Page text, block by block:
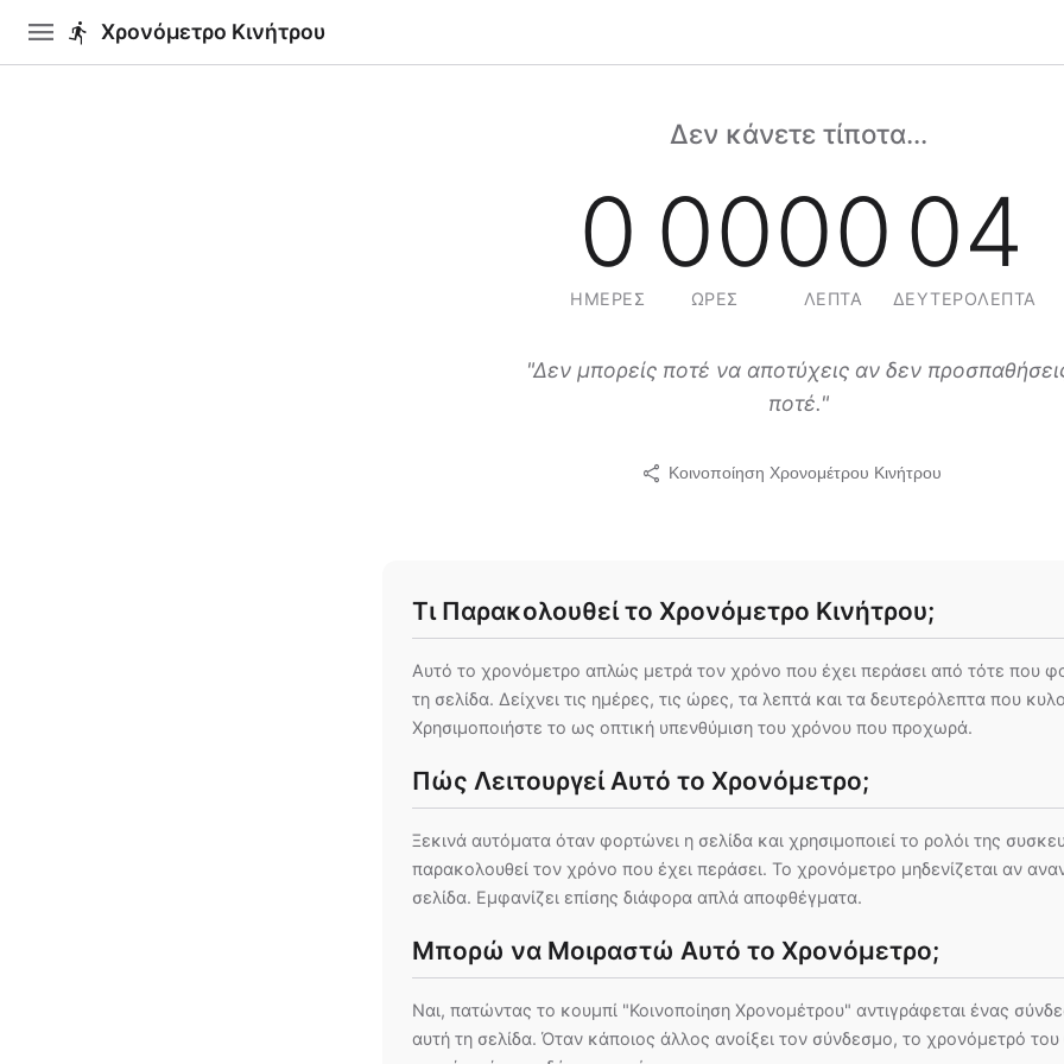
menu directions_run Χρονόμετρο Κινήτρου
Δεν κάνετε τίποτα...
0
ΗΜΈΡΕΣ
00
ΏΡΕΣ
00
ΛΕΠΤΆ
04
ΔΕΥΤΕΡΌΛΕΠΤΑ
"Δεν μπορείς ποτέ να αποτύχεις αν δεν
ποτέ."
share Κοινοποίηση Χρονομέτρου Κινήτρου
Τι Παρακολουθεί το Χρονόμετρο Κινήτρου;
Αυτό το χρονόμετρο απλώς μετρά τον χρόνο που έχει περάσει από τότε που
τη σελίδα. Δείχνει τις ημέρες, τις ώρες, τα λεπτά και τα δευτερόλεπτα που
Χρησιμοποιήστε το ως οπτική υπενθύμιση του χρόνου που προχωρά.
Πώς Λειτουργεί Αυτό το Χρονόμετρο;
Ξεκινά αυτόματα όταν φορτώνει η σελίδα και χρησιμοποιεί το ρολόι της
παρακολουθεί τον χρόνο που έχει περάσει. Το χρονόμετρο μηδενίζεται αν
σελίδα. Εμφανίζει επίσης διάφορα απλά αποφθέγματα.
Μπορώ να Μοιραστώ Αυτό το Χρονόμετρο;
Ναι, πατώντας το κουμπί "Κοινοποίηση Χρονομέτρου" αντιγράφεται ένας
αυτή τη σελίδα. Όταν κάποιος άλλος ανοίξει τον σύνδεσμο, το χρονόμετρό του